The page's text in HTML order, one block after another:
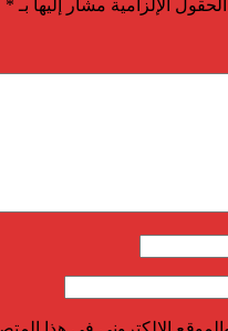
الحقول الإلزامية مشار إليها بـ *